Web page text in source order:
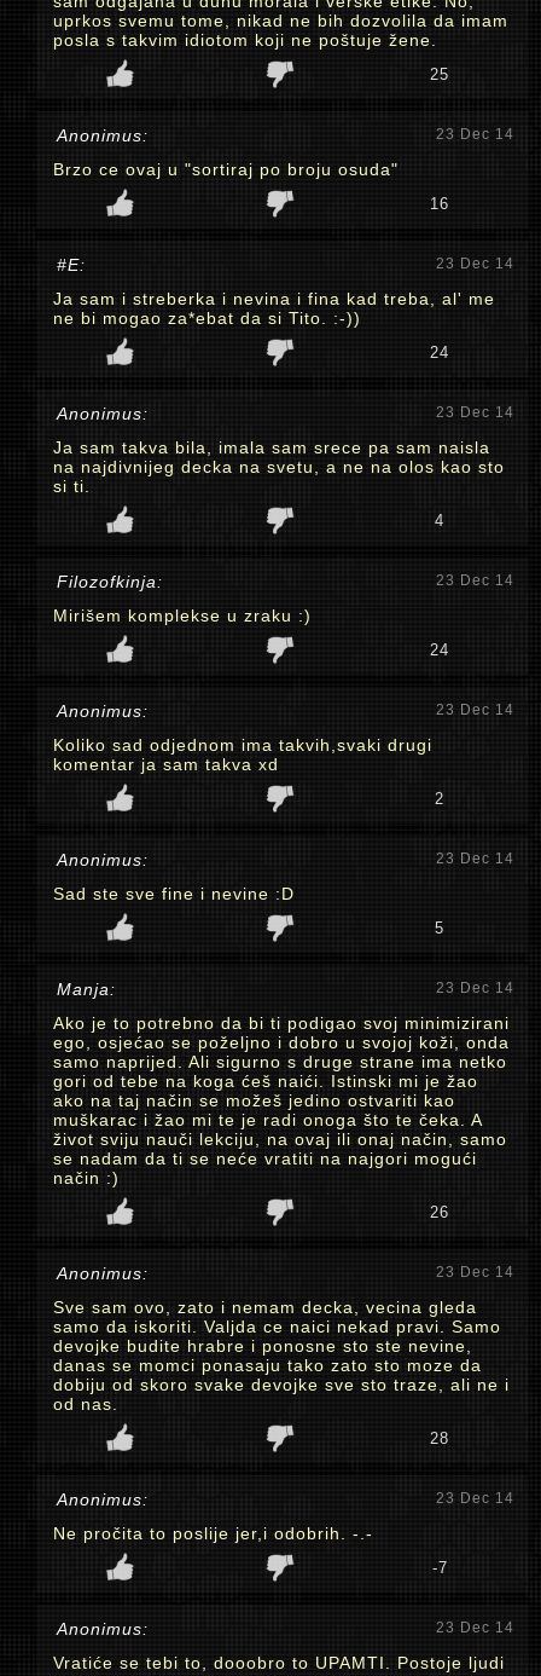
uprkos svemu tome, nikad ne bih dozvolila da imam
posla s takvim idiotom koji ne poštuje žene.
25
Anonimus: 23 Dec 14
Brzo ce ovaj u "sortiraj po broju osuda"
16
#E: 23 Dec 14
Ja sam i streberka i nevina i fina kad treba, al' me
ne bi mogao za*ebat da si Tito. :-))
24
Anonimus: 23 Dec 14
Ja sam takva bila, imala sam srece pa sam naisla
na najdivnijeg decka na svetu, a ne na olos kao sto
si ti.
4
Filozofkinja: 23 Dec 14
Mirišem komplekse u zraku :)
24
Anonimus: 23 Dec 14
Koliko sad odjednom ima takvih,svaki drugi
komentar ja sam takva xd
2
Anonimus: 23 Dec 14
Sad ste sve fine i nevine :D
5
Manja: 23 Dec 14
Ako je to potrebno da bi ti podigao svoj minimizirani
ego, osjećao se poželjno i dobro u svojoj koži, onda
samo naprijed. Ali sigurno s druge strane ima netko
gori od tebe na koga ćeš naići. Istinski mi je žao
ako na taj način se možeš jedino ostvariti kao
muškarac i žao mi te je radi onoga što te čeka. A
život sviju nauči lekciju, na ovaj ili onaj način, samo
se nadam da ti se neće vratiti na najgori mogući
način :)
26
Anonimus: 23 Dec 14
Sve sam ovo, zato i nemam decka, vecina gleda
samo da iskoriti. Valjda ce naici nekad pravi. Samo
devojke budite hrabre i ponosne sto ste nevine,
danas se momci ponasaju tako zato sto moze da
dobiju od skoro svake devojke sve sto traze, ali ne i
od nas.
28
Anonimus: 23 Dec 14
Ne pročita to poslije jer,i odobrih. -.-
-7
Anonimus: 23 Dec 14
Vratiće se tebi to, dooobro to UPAMTI. Postoje ljudi